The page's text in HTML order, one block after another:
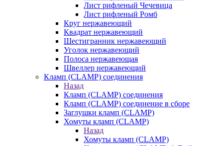
Лист рифленый Чечевица
Лист рифленый Ромб
Круг нержавеющий
Квадрат нержавеющий
Шестигранник нержавеющий
Уголок нержавеющий
Полоса нержавеющая
Швеллер нержавеющий
Кламп (CLAMP) соединения
Назад
Кламп (CLAMP) соединения
Кламп (CLAMP) соединение в сборе
Заглушки кламп (CLAMP)
Хомуты кламп (CLAMP)
Назад
Хомуты кламп (CLAMP)